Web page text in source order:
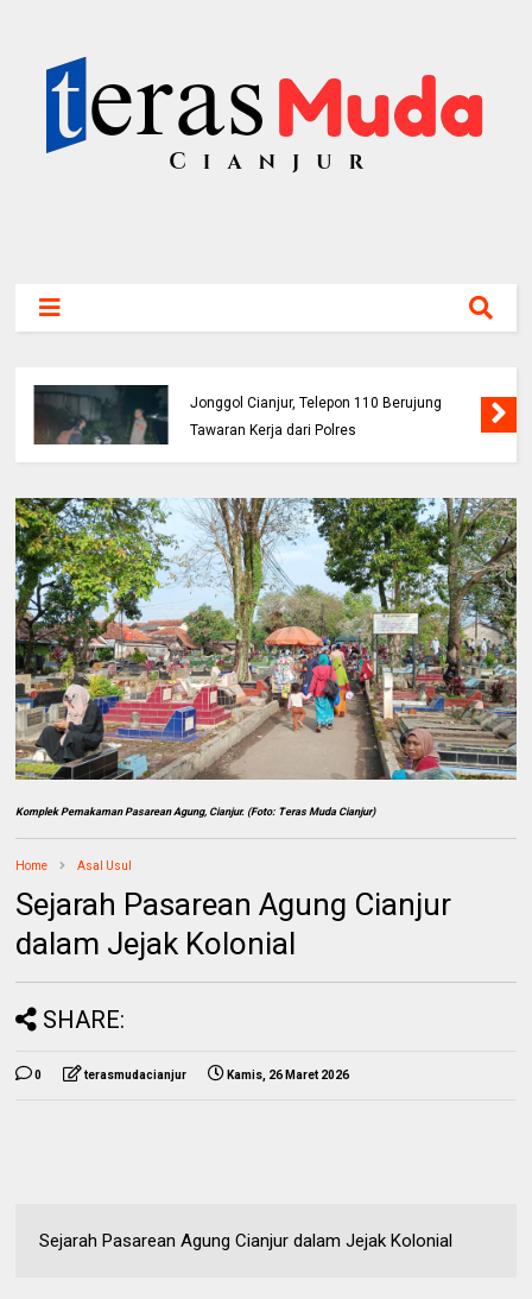
Jonggol Cianjur, Telepon 110 Berujung
Tawaran Kerja dari Polres
Komplek Pemakaman Pasarean Agung, Cianjur. (Foto: Teras Muda Cianjur)
Home Asal Usul
Sejarah Pasarean Agung Cianjur
dalam Jejak Kolonial
SHARE:
0 terasmudacianjur Kamis, 26 Maret 2026
Sejarah Pasarean Agung Cianjur dalam Jejak Kolonial